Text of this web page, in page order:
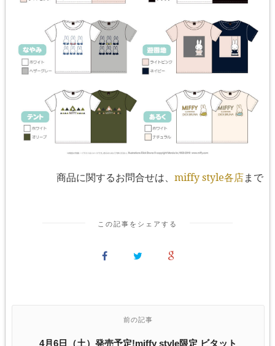
商品に関するお問合せは、 miffy style各店まで
この記事をシェアする
前の記事
4月6日（土）発売予定!miffy style限定 ビタット